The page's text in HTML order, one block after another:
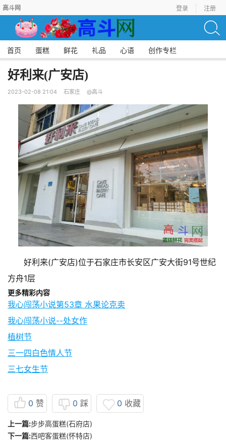
高斗网 登录 注册
首页 蛋糕 鲜花 礼品 心语 创作专栏
好利来(广安店)
2023-02-08 21:04 石家庄 @高斗
好利来(广安店)位于石家庄市长安区广安大街91号世纪
方舟1层
更多精彩内容
我心闯荡小说第53章 水果论克卖
我心闯荡小说--处女作
植树节
三一四白色情人节
三七女生节
0 赞 0 踩 0 收藏
上一篇:步步高蛋糕(石府店)
下一篇:西吧客蛋糕(怀特店)